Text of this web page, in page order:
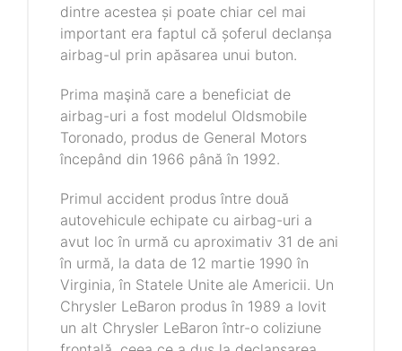
dintre acestea și poate chiar cel mai
important era faptul că șoferul declanșa
airbag-ul prin apăsarea unui buton.
Prima maşină care a beneficiat de
airbag-uri a fost modelul Oldsmobile
Toronado, produs de General Motors
începând din 1966 până în 1992.
Primul accident produs între două
autovehicule echipate cu airbag-uri a
avut loc în urmă cu aproximativ 31 de ani
în urmă, la data de 12 martie 1990 în
Virginia, în Statele Unite ale Americii. Un
Chrysler LeBaron produs în 1989 a lovit
un alt Chrysler LeBaron într-o coliziune